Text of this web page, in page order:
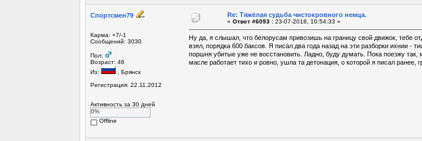
Спортсмен79
Карма: +7/-1
Сообщений: 3030
Пол:
Возраст: 46
Из:
, Брянск
Регистрация: 22.11.2012
Активность за 30 дней
0%
Offline
Re: Тяжёлая судьба чистокровного немца.
« Ответ #6093 :23-07-2018, 10:54:33 »
Ну да, я слышал, что белорусам привозишь на границу свой движок, тебе
взял, порядка 600 баксов. Я писал два года назад на эти разборки ихнии -
поршня убитые уже не восстановить. Ладно, буду думать. Пока поезжу
масле работает тихо и ровно, ушла та детонация, о которой я писал ранее,